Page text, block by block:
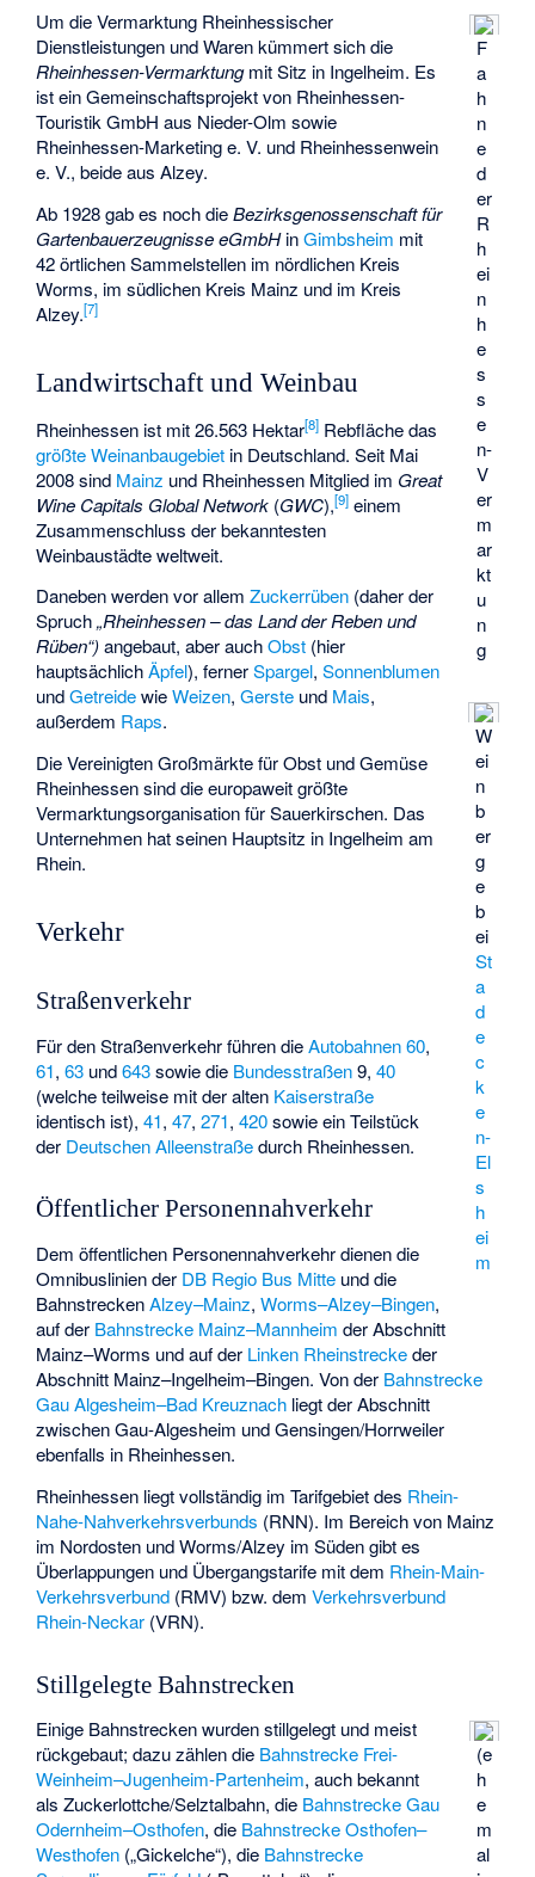
F
a
h
n
e
d
er
R
h
ei
n
h
e
s
s
e
n-
V
er
m
ar
kt
u
n
g
Um die Vermarktung Rheinhessischer
Dienstleistungen und Waren kümmert sich die
Rheinhessen-Vermarktungmit Sitz in Ingelheim. Es
ist ein Gemeinschaftsprojekt von Rheinhessen-
Touristik GmbH aus Nieder-Olm sowie
Rheinhessen-Marketing e. V. und Rheinhessenwein
e. V., beide aus Alzey.
Ab 1928 gab es noch dieBezirksgenossenschaft für
Gartenbauerzeugnisse eGmbHinGimbsheim mit
42 örtlichen Sammelstellen im nördlichen Kreis
Worms, im südlichen Kreis Mainz und im Kreis
Alzey.[7]
Landwirtschaft und Weinbau
W
ei
n
b
er
g
e
b
ei
St
a
d
e
c
k
e
n-
El
s
h
ei
m
Rheinhessen ist mit 26.563 Hektar[8] Rebfläche das
größte Weinanbaugebiet in Deutschland. Seit Mai
2008 sind Mainz und Rheinhessen Mitglied im Great
Wine Capitals Global Network (GWC),[9] einem
Zusammenschluss der bekanntesten
Weinbaustädte weltweit.
Daneben werden vor allemZuckerrüben (daher der
Spruch„Rheinhessen – das Land der Reben und
Rüben“)angebaut, aber auchObst (hier
hauptsächlichÄpfel), fernerSpargel,Sonnenblumen
undGetreidewieWeizen,Gerste und Mais,
außerdem Raps.
DieVereinigten Großmärkte für Obst und Gemüse
Rheinhessensind die europaweit größte
Vermarktungsorganisation für Sauerkirschen. Das
Unternehmen hat seinen Hauptsitz in Ingelheim am
Rhein.
Verkehr
Straßenverkehr
Für den Straßenverkehr führen dieAutobahnen 60,
61,63 und643sowie die Bundesstraßen9,40
(welche teilweise mit der alten Kaiserstraße
identisch ist),41,47,271,420sowie ein Teilstück
der Deutschen Alleenstraßedurch Rheinhessen.
Öffentlicher Personennahverkehr
Dem öffentlichen Personennahverkehr dienen die
Omnibuslinien der DB Regio Bus Mitte und die
BahnstreckenAlzey–Mainz,Worms–Alzey–Bingen,
auf der Bahnstrecke Mainz–Mannheim der Abschnitt
Mainz–Worms und auf der Linken Rheinstreckeder
Abschnitt Mainz–Ingelheim–Bingen. Von der Bahnstrecke
Gau Algesheim–Bad Kreuznach liegt der Abschnitt
zwischen Gau-Algesheim und Gensingen/Horrweiler
ebenfalls in Rheinhessen.
Rheinhessen liegt vollständig im Tarifgebiet des Rhein-
Nahe-Nahverkehrsverbunds (RNN). Im Bereich von Mainz
im Nordosten und Worms/Alzey im Süden gibt es
Überlappungen und Übergangstarife mit dem Rhein-Main-
Verkehrsverbund (RMV) bzw. demVerkehrsverbund
Rhein-Neckar (VRN).
Stillgelegte Bahnstrecken
(e
h
e
m
al
Einige Bahnstrecken wurden stillgelegt und meist
rückgebaut; dazu zählen die Bahnstrecke Frei-
Weinheim–Jugenheim-Partenheim, auch bekannt
als Zuckerlottche/Selztalbahn, die Bahnstrecke Gau
Odernheim–Osthofen, die Bahnstrecke Osthofen–
Westhofen („Gickelche“), die Bahnstrecke